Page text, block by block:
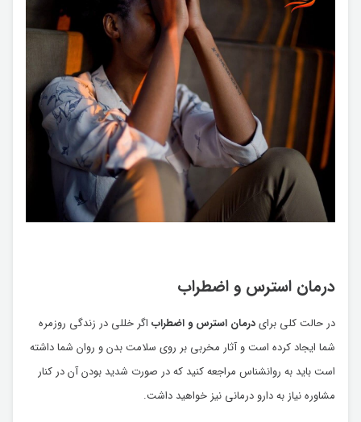
درمان استرس و اضطراب
در حالت کلی برایدرمان استرس و اضطراب اگر خللی در زندگی روزمره
شما ایجاد کرده است و آثار مخربی بر روی سلامت بدن و روان شما داشته
است باید به روانشناس مراجعه کنید که در صورت شدید بودن آن در کنار
مشاوره نیاز به دارو درمانی نیز خواهید داشت.